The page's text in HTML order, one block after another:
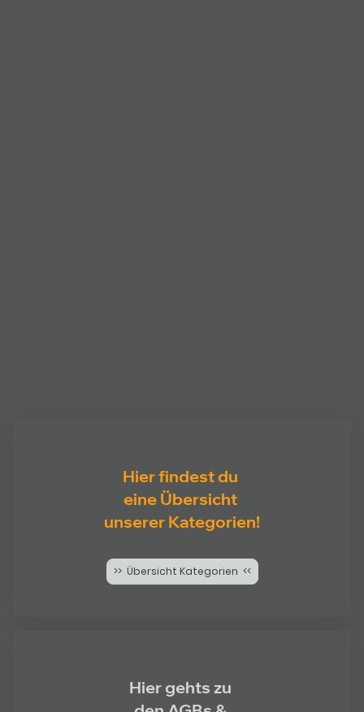
Hier findest du
eine Übersicht
unserer Kategorien!
>> Übersicht Kategorien <<
Hier gehts zu